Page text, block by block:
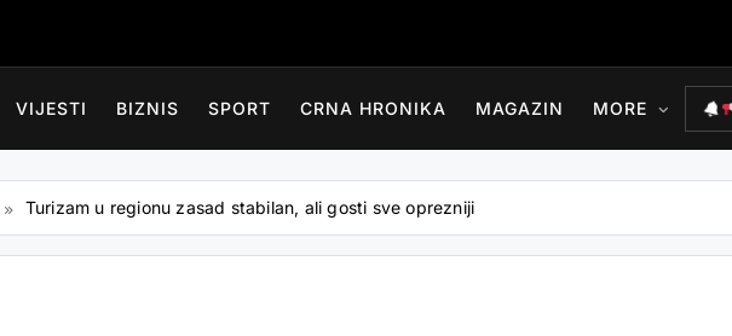
VIJESTI BIZNIS SPORT CRNA HRONIKA MAGAZIN MORE
Turizam u regionu zasad stabilan, ali gosti sve oprezniji